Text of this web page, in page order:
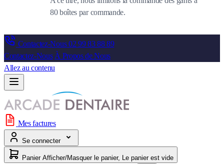
80 boîtes par commande.
Contactez-Nous02 99 83 88 89
Contactez-Nous À Propos de Nous
Allez au contenu
Mes factures
Se connecter
Panier Afficher/Masquer le panier, Le panier est vide